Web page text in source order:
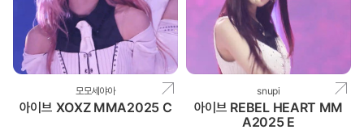
모모세야아
아이브 XOXZ MMA2025 C
snupi
아이브 REBEL HEART MM
A2025 E